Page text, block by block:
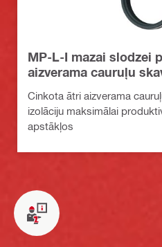
MP-L-I mazai slodzei
aizverama cauruļu
Cinkota ātri aizverama
izolāciju maksimālai
apstākļos